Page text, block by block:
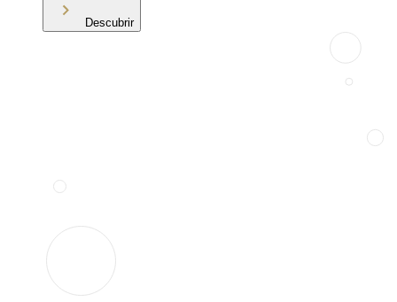
Descubrir